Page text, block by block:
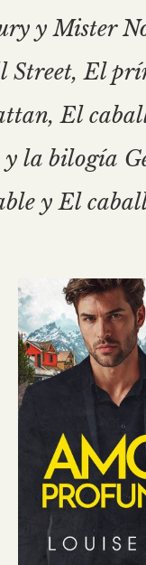
y Mister
Street, El
El
y la bilogía
y El